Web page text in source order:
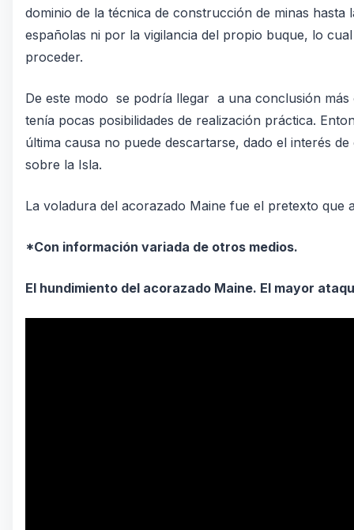
dominio de la técnica de construcción de minas
españolas ni por la vigilancia del propio buque, lo
proceder.
De este modo se podría llegar a una conclusión más
tenía pocas posibilidades de realización práctica.
última causa no puede descartarse, dado el interés
sobre la Isla.
La voladura del acorazado Maine fue el pretexto que
*Con información variada de otros medios.
El hundimiento del acorazado Maine. El mayor